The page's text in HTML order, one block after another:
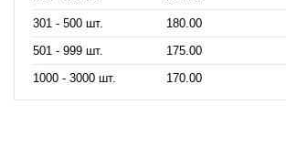
301 - 500 шт.
180.00
501 - 999 шт.
175.00
1000 - 3000 шт.
170.00